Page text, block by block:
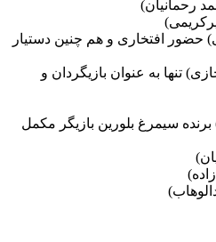
رحمانیان)
حضور افتخاری و هم چنین دستیار
تنها به عنوان بازیگردان و
سیمرغ بلورین بازیگر مکمل